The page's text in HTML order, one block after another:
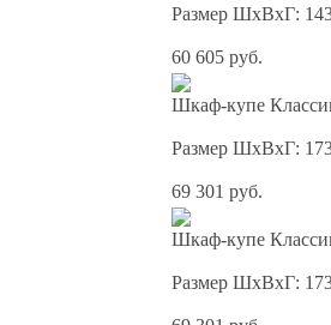
Размер ШхВхГ:
60 605 руб.
Шкаф-купе
Размер ШхВхГ:
69 301 руб.
Шкаф-купе
Размер ШхВхГ: